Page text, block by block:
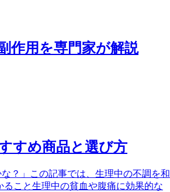
作用を専門家が解説
すめ商品と選び方
？」この記事では、生理中の不調を和
こと生理中の貧血や腹痛に効果的な